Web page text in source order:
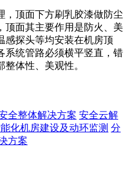
，顶面下方刷乳胶漆做防尘
顶面其主要作用是防火、美
感探头等均安装在机房顶
系统管路必须横平竖直，错
体性、美观性。
全整体解决方案 安全云解
化机房建设及动环监测 分
方案